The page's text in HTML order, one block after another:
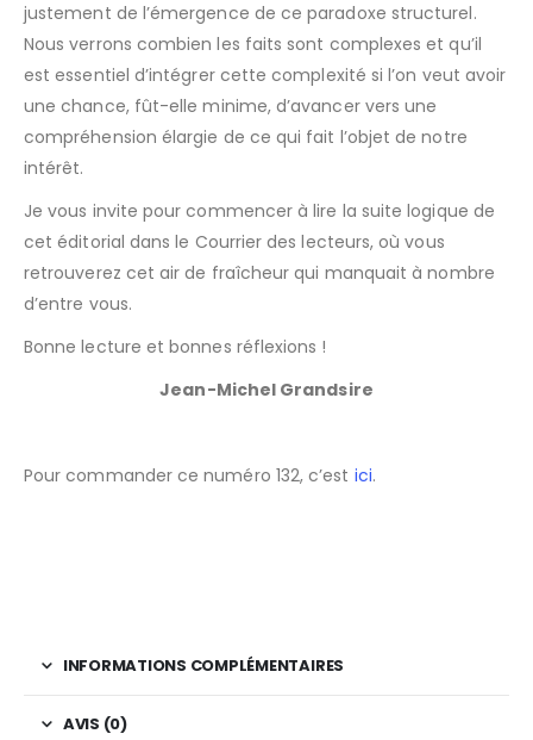
justement de l’émergence de ce paradoxe structurel.
Nous verrons combien les faits sont complexes et qu’il
est essentiel d’intégrer cette complexité si l’on veut avoir
une chance, fût-elle minime, d’avancer vers une
compréhension élargie de ce qui fait l’objet de notre
intérêt.
Je vous invite pour commencer à lire la suite logique de
cet éditorial dans le Courrier des lecteurs, où vous
retrouverez cet air de fraîcheur qui manquait à nombre
d’entre vous.
Bonne lecture et bonnes réflexions !
Jean-Michel Grandsire
Pour commander ce numéro 132, c’est ici.
INFORMATIONS COMPLÉMENTAIRES
AVIS (0)